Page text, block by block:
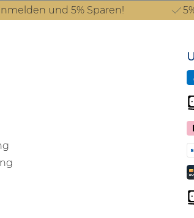
und 5% Sparen!